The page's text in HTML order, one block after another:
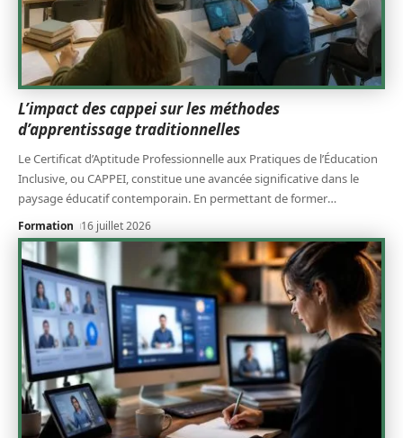
L’impact des cappei sur les méthodes
d’apprentissage traditionnelles
Le Certificat d’Aptitude Professionnelle aux Pratiques de l’Éducation
Inclusive, ou CAPPEI, constitue une avancée significative dans le
paysage éducatif contemporain. En permettant de former…
Formation 16 juillet 2026